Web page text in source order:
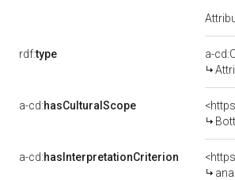
rdf:type
a-
a-cd:hasCulturalScope
a-cd:hasInterpretationCriterion